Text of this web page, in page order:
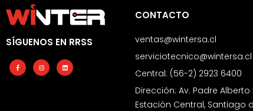
SÍGUENOS EN RRSS
Facebook-
f
InstagramLinkedin
CONTACTO
ventas@wintersa.cl
serviciotecnico@wintersa.cl
Central: (56-2) 2923 6400
Dirección: Av. Padre Alberto
Estación Central, Santiago